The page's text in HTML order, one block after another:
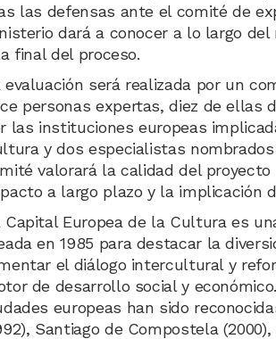
las defensas ante el comité de
dará a conocer a lo largo
final del proceso.
evaluación será realizada por un
personas expertas, diez de ellas
las instituciones europeas
y dos especialistas
valorará la calidad del
a largo plazo y la implicación
Capital Europea de la Cultura es
en 1985 para destacar la
el diálogo intercultural y
de desarrollo social y
europeas han sido
Santiago de Compostela